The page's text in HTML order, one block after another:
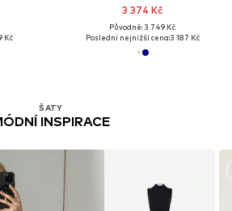
Kč
3 374 Kč
Původně: 3 749 Kč
Poslední nejnižší cena:3 187 Kč
ŠATY
INSPIRACE